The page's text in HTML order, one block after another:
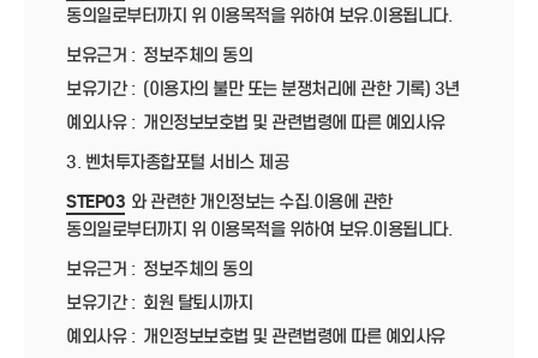
동의일로부터까지 위 이용목적을 위하여 보유.이용됩니다.
보유근거 : 정보주체의 동의
보유기간 : (이용자의 불만 또는 분쟁처리에 관한 기록) 3년
예외사유 : 개인정보보호법 및 관련법령에 따른 예외사유
3. 벤처투자종합포털 서비스 제공
STEP03 와 관련한 개인정보는 수집.이용에 관한
동의일로부터까지 위 이용목적을 위하여 보유.이용됩니다.
보유근거 : 정보주체의 동의
보유기간 : 회원 탈퇴시까지
예외사유 : 개인정보보호법 및 관련법령에 따른 예외사유